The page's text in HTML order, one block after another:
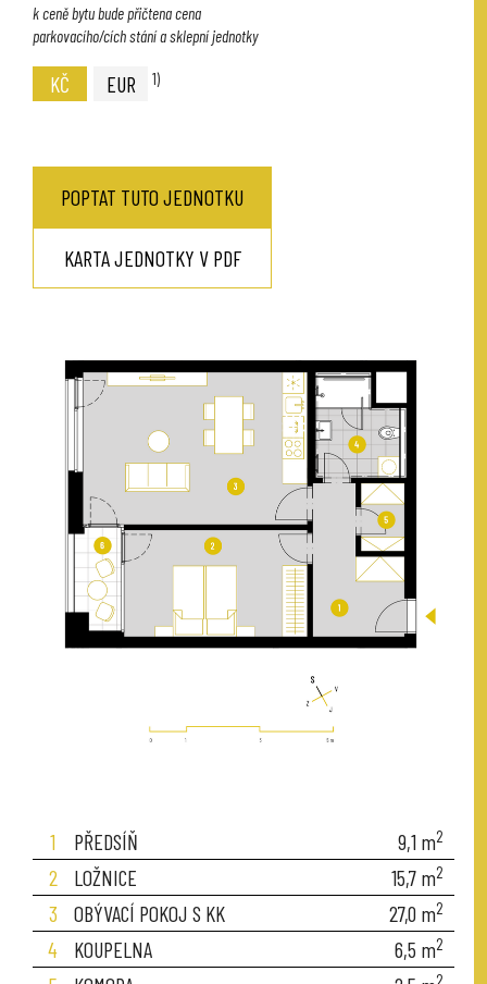
KČ EUR 1)
k ceně bytu bude přičtena cena
parkovacího/cích stání a sklepní jednotky
POPTAT TUTO JEDNOTKU
KARTA JEDNOTKY V PDF
1 PŘEDSÍŇ 9,1 m2
2 LOŽNICE 15,7 m2
3 OBÝVACÍ POKOJ S KK 27,0 m2
4 KOUPELNA 6,5 m2
2